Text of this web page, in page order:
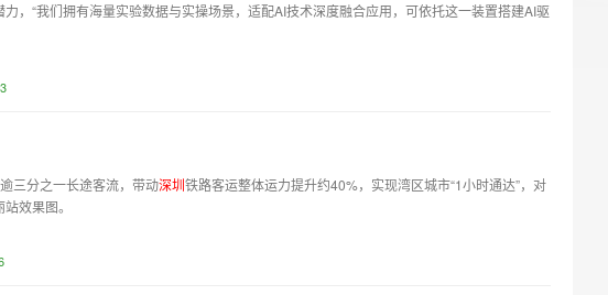
，“我们拥有海量实验数据与实操场景，适配AI技术深度融合应用，可依托这一装置搭建AI驱
三分之一长途客流，带动深圳铁路客运整体运力提升约40%，实现湾区城市“1小时通达”，对
效果图。